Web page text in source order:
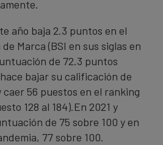
año baja 2.3 puntos en el
Marca (BSI en sus siglas en
de 72.3 puntos
bajar su calificación de
caer 56 puestos en el ranking
128 al 184).En 2021 y
de 75 sobre 100 y en
77 sobre 100.